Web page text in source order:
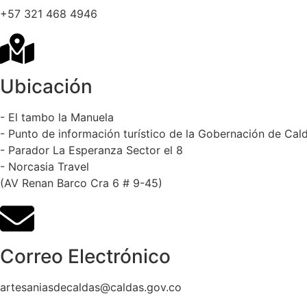
+57 321 468 4946
Ubicación
- El tambo la Manuela
- Punto de información turístico de la Gobernación de
- Parador La Esperanza Sector el 8
- Norcasia Travel
(AV Renan Barco Cra 6 # 9-45)
Correo Electrónico
artesaniasdecaldas@caldas.gov.co